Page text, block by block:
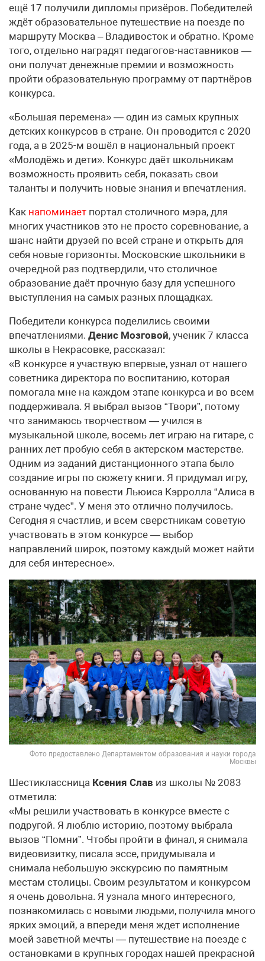
ещё 17 получили дипломы призёров. Победителей
ждёт образовательное путешествие на поезде по
маршруту Москва – Владивосток и обратно. Кроме
того, отдельно наградят педагогов-наставников —
они получат денежные премии и возможность
пройти образовательную программу от партнёров
конкурса.
«Большая перемена» — один из самых крупных
детских конкурсов в стране. Он проводится с 2020
года, а в 2025-м вошёл в национальный проект
«Молодёжь и дети». Конкурс даёт школьникам
возможность проявить себя, показать свои
таланты и получить новые знания и впечатления.
Как напоминает портал столичного мэра, для
многих участников это не просто соревнование, а
шанс найти друзей по всей стране и открыть для
себя новые горизонты. Московские школьники в
очередной раз подтвердили, что столичное
образование даёт прочную базу для успешного
выступления на самых разных площадках.
Победители конкурса поделились своими
впечатлениями. Денис Мозговой, ученик 7 класса
школы в Некрасовке, рассказал:
«В конкурсе я участвую впервые, узнал от нашего
советника директора по воспитанию, которая
помогала мне на каждом этапе конкурса и во всем
поддерживала. Я выбрал вызов “Твори”, потому
что занимаюсь творчеством — учился в
музыкальной школе, восемь лет играю на гитаре, с
ранних лет пробую себя в актерском мастерстве.
Одним из заданий дистанционного этапа было
создание игры по сюжету книги. Я придумал игру,
основанную на повести Льюиса Кэрролла “Алиса в
стране чудес”. У меня это отлично получилось.
Сегодня я счастлив, и всем сверстникам советую
участвовать в этом конкурсе — выбор
направлений широк, поэтому каждый может найти
для себя интересное».
Фото предоставлено Департаментом образования и науки города
Москвы
Шестиклассница Ксения Слав из школы № 2083
отметила:
«Мы решили участвовать в конкурсе вместе с
подругой. Я люблю историю, поэтому выбрала
вызов “Помни”. Чтобы пройти в финал, я снимала
видеовизитку, писала эссе, придумывала и
снимала небольшую экскурсию по памятным
местам столицы. Своим результатом и конкурсом
я очень довольна. Я узнала много интересного,
познакомилась с новыми людьми, получила много
ярких эмоций, а впереди меня ждет исполнение
моей заветной мечты — путешествие на поезде с
остановками в крупных городах нашей прекрасной